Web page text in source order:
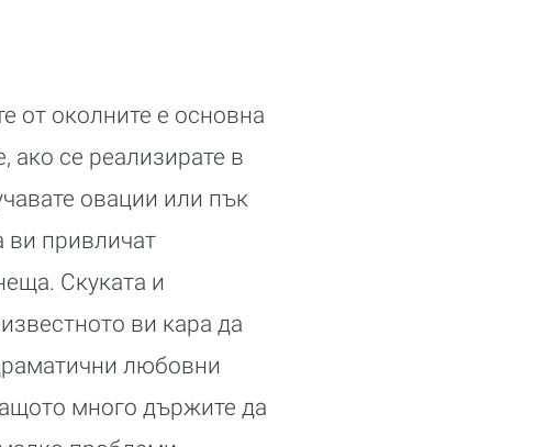
от околните е основна
се реализирате в
овации или пък
ви привличат
Скуката и
ви кара да
любовни
много държите да